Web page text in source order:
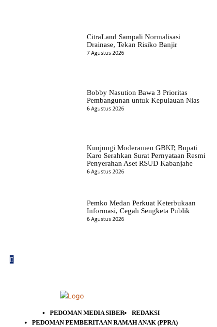
CitraLand Sampali Normalisasi
Drainase, Tekan Risiko Banjir
7 Agustus 2026
Bobby Nasution Bawa 3 Prioritas
Pembangunan untuk Kepulauan Nias
6 Agustus 2026
Kunjungi Moderamen GBKP, Bupati
Karo Serahkan Surat Pernyataan Resmi
Penyerahan Aset RSUD Kabanjahe
6 Agustus 2026
Pemko Medan Perkuat Keterbukaan
Informasi, Cegah Sengketa Publik
6 Agustus 2026
PEDOMAN MEDIA SIBER
REDAKSI
PEDOMAN PEMBERITAAN RAMAH ANAK (PPRA)